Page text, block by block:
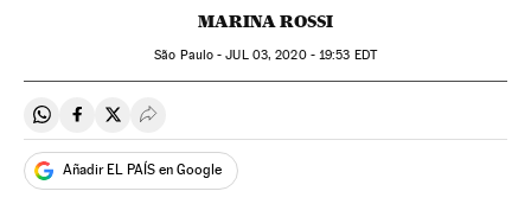
MARINA ROSSI
São Paulo -JUL03, 2020 - 19:53 EDT
Compartir en Whatsapp
Compartir en Facebook
Compartir en Twitter
Desplegar Redes Sociales
Añadir EL PAÍS en Google